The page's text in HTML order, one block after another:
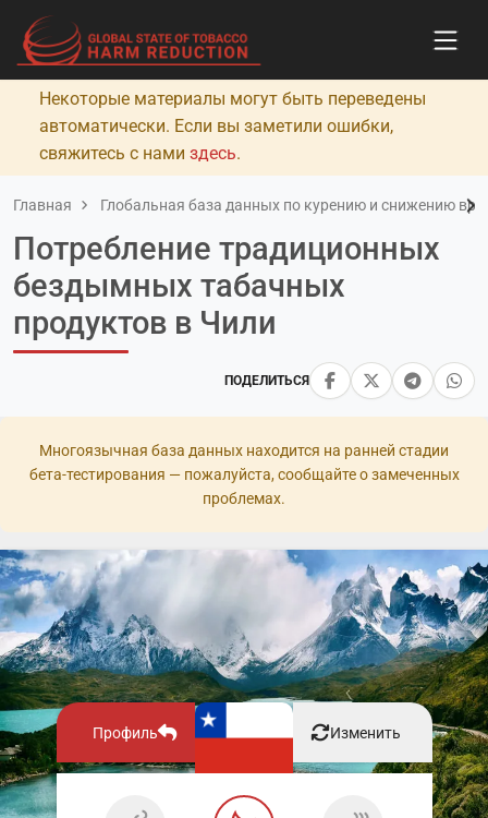
Некоторые материалы могут быть переведены
автоматически. Если вы заметили ошибки,
свяжитесь с нами здесь.
Главная Глобальная база данных по курению и снижению
ПОДЕЛИТЬСЯ
Потребление традиционных
бездымных табачных
продуктов в Чили
Многоязычная база данных находится на ранней стадии
бета-тестирования — пожалуйста, сообщайте о замеченных
проблемах.
Профиль Изменить